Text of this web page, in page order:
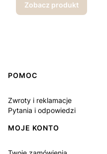
Zobacz produkt
Linki w stopce
POMOC
Zwroty i reklamacje
Pytania i odpowiedzi
MOJE KONTO